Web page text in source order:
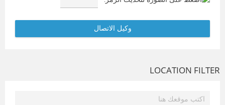
LOCATION FILTER